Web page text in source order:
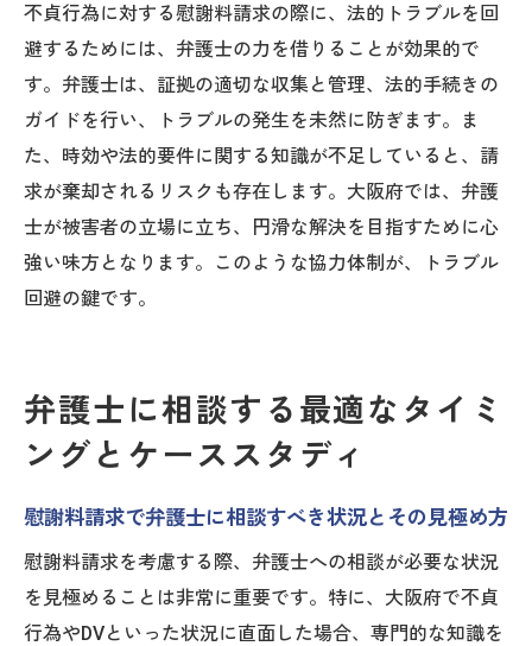
不貞行為に対する慰謝料請求の際に、法的トラブルを回
避するためには、弁護士の力を借りることが効果的で
す。弁護士は、証拠の適切な収集と管理、法的手続きの
ガイドを行い、トラブルの発生を未然に防ぎます。ま
た、時効や法的要件に関する知識が不足していると、請
求が棄却されるリスクも存在します。大阪府では、弁護
士が被害者の立場に立ち、円滑な解決を目指すために心
強い味方となります。このような協力体制が、トラブル
回避の鍵です。
弁護士に相談する最適なタイミ
ングとケーススタディ
慰謝料請求で弁護士に相談すべき状況とその見極め方
慰謝料請求を考慮する際、弁護士への相談が必要な状況
を見極めることは非常に重要です。特に、大阪府で不貞
行為やDVといった状況に直面した場合、専門的な知識を